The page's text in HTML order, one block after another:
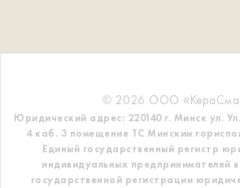
© 2026 ООО
Юридический адрес: 220140 г. Минск ул.
4 каб. 3 помещение ТС Минским
Единый государственный регистр
индивидуальных предпринимателей
государственной регистрации